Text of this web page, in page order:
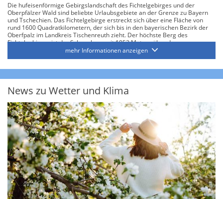
Die hufeisenförmige Gebirgslandschaft des Fichtelgebirges und der
Oberpfälzer Wald sind beliebte Urlaubsgebiete an der Grenze zu Bayern
und Tschechien. Das Fichtelgebirge erstreckt sich über eine Fläche von
rund 1600 Quadratkilometern, der sich bis in den bayerischen Bezirk der
Oberfpalz im Landkreis Tischenreuth zieht. Der höchste Berg des
Fichtelgebirges ist der Schneeberg mit 1053 Metern über den
Meeresspiegel. Berge, ungewöhnliche Felsformationen, Wald und
Wildwasser charakterisieren die Landschaft in diesem Gebiet. In kaum
Das Fichtelgebirge bietet eine Menge an Aktivitäten für Jung und Alt und ist
wunderbar für einen Familienurlaub geeignet. Wanderbegeisterte kommen
hier voll auf ihre Kosten, denn das Fichtelgebirge wird von insgesamt 3.600
Kilometern Wanderwege durchzogen. Auf den gut ausgeschilderten Routen
gibt es Burgruinen, Moore, Täler und idyllische Waldseen zu entdecken.
Gerade für Wanderungen im Hochsommer sind die Seen ein erfrischendes
Erlebnis.
Weiter laden einzigartige Felsformationen zum Klettern ein. Die
Wanderwege zeichnen sich durch ihre unglaubliche Vielzahl aus. Wer eher
die sportliche Herausforderung sucht, kann mehrtägige Wanderungen
unternehmen, Familien bevorzugen eher kürzere, flache Touren. Wandern
kann man ab April, bis tief in den Oktober um den Herbst nochmal in vollen
Zügen genießen zu können. Die Region bietet im Sommer neben dem
Wandern noch andere Aktivitäten. Insbesondere die Erkundung der
Erlebnisparks sind neben dem Golfen und dem Reiten eine beliebte
mehr Informationen anzeigen
News zu Wetter und Klima